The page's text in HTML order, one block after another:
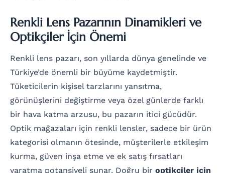
Renkli Lens Pazarının Dinamikleri ve
Optikçiler İçin Önemi
Renkli lens pazarı, son yıllarda dünya genelinde ve
Türkiye’de önemli bir büyüme kaydetmiştir.
Tüketicilerin kişisel tarzlarını yansıtma,
görünüşlerini değiştirme veya özel günlerde farklı
bir hava katma arzusu, bu pazarın itici gücüdür.
Optik mağazaları için renkli lensler, sadece bir ürün
kategorisi olmanın ötesinde, müşterilerle etkileşim
kurma, güven inşa etme ve ek satış fırsatları
yaratma potansiyeli sunar. Doğru bir optikçiler için